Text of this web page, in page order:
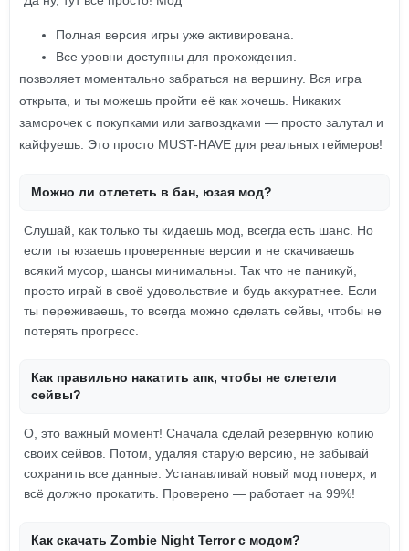
Полная версия игры уже активирована.
Все уровни доступны для прохождения.
позволяет моментально забраться на вершину. Вся игра
открыта, и ты можешь пройти её как хочешь. Никаких
заморочек с покупками или загвоздками — просто залутал и
кайфуешь. Это просто MUST-HAVE для реальных геймеров!
Можно ли отлететь в бан, юзая мод?
Слушай, как только ты кидаешь мод, всегда есть шанс. Но
если ты юзаешь проверенные версии и не скачиваешь
всякий мусор, шансы минимальны. Так что не паникуй,
просто играй в своё удовольствие и будь аккуратнее. Если
ты переживаешь, то всегда можно сделать сейвы, чтобы не
потерять прогресс.
Как правильно накатить апк, чтобы не слетели
сейвы?
О, это важный момент! Сначала сделай резервную копию
своих сейвов. Потом, удаляя старую версию, не забывай
сохранить все данные. Устанавливай новый мод поверх, и
всё должно прокатить. Проверено — работает на 99%!
Как скачать Zombie Night Terror с модом?